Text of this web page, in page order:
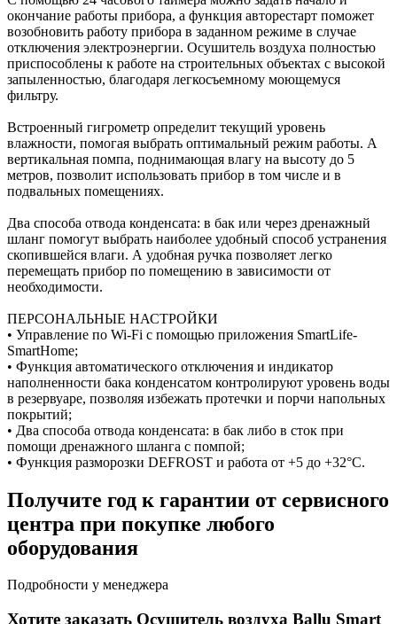
окончание работы прибора, а функция авторестарт поможет
возобновить работу прибора в заданном режиме в случае
отключения электроэнергии. Осушитель воздуха полностью
приспособлены к работе на строительных объектах с высокой
запыленностью, благодаря легкосъемному моющемуся
фильтру.
Встроенный гигрометр определит текущий уровень
влажности, помогая выбрать оптимальный режим работы. А
вертикальная помпа, поднимающая влагу на высоту до 5
метров, позволит использовать прибор в том числе и в
подвальных помещениях.
Два способа отвода конденсата: в бак или через дренажный
шланг помогут выбрать наиболее удобный способ устранения
скопившейся влаги. А удобная ручка позволяет легко
перемещать прибор по помещению в зависимости от
необходимости.
ПЕРСОНАЛЬНЫЕ НАСТРОЙКИ
• Управление по Wi-Fi с помощью приложения SmartLife-
SmartHome;
• Функция автоматического отключения и индикатор
наполненности бака конденсатом контролируют уровень воды
в резервуаре, позволяя избежать протечки и порчи напольных
покрытий;
• Два способа отвода конденсата: в бак либо в сток при
помощи дренажного шланга c помпой;
• Функция разморозки DEFROST и работа от +5 до +32°С.
Получите год к гарантии от сервисного
центра при покупке любого
оборудования
Подробности у менеджера
Хотите заказать Осушитель воздуха Ballu Smart